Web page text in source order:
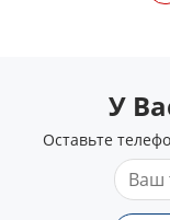
У
Оставьте